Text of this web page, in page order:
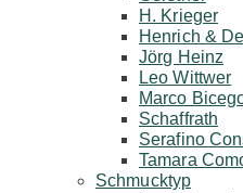
H. Krieger
Henrich &
Jörg Heinz
Leo Wittwer
Marco
Schaffrath
Serafino
Tamara
Schmucktyp